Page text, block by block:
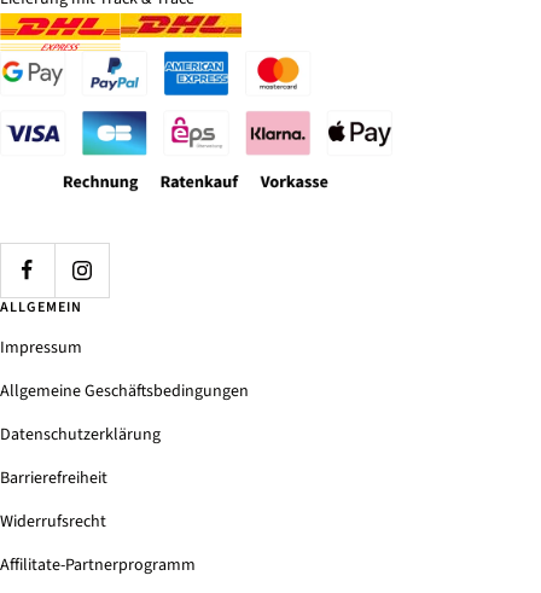
ALLGEMEIN
Impressum
Allgemeine Geschäftsbedingungen
Datenschutzerklärung
Barrierefreiheit
Widerrufsrecht
Affilitate-Partnerprogramm